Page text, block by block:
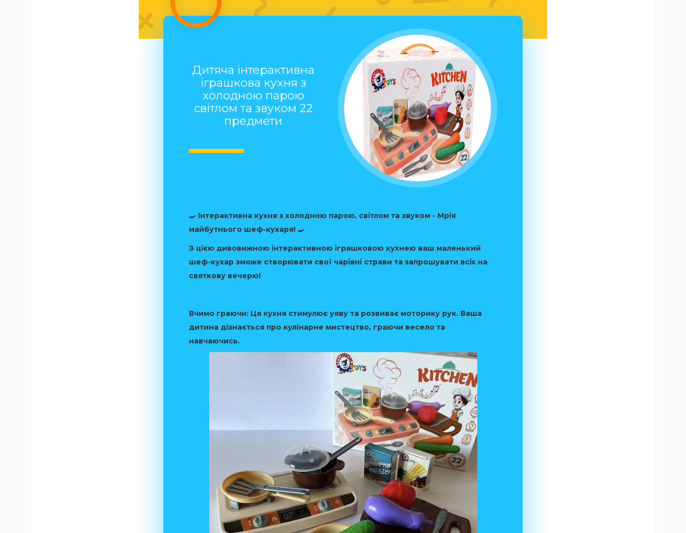
Дитяча інтерактивна
іграшкова кухня з
холодною парою
світлом та звуком 22
предмети
🍳 Інтерактивна кухня з холодною парою, світлом та звуком - Мрія
майбутнього шеф-кухаря! 🍳
З цією дивовижною інтерактивною іграшковою кухнею ваш маленький
шеф-кухар зможе створювати свої чарівні страви та запрошувати всіх на
святкову вечерю!
Вчимо граючи: Ця кухня стимулює уяву та розвиває моторику рук. Ваша
дитина дізнається про кулінарне мистецтво, граючи весело та
навчаючись.